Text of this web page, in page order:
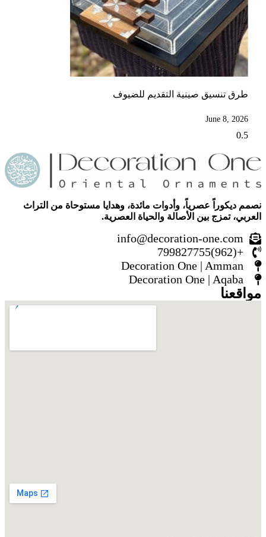
طرق تنسيق صينية التقديم للضيوف
June 8, 2026
نصمم ديكوراً عصرياً، وأدوات مائدة، وهدايا مستوحاة من التراث
العربي، تمزج بين الأصالة والحياة العصرية.
info@decoration-one.com
+(962)799827755
Decoration One | Amman
Decoration One | Aqaba
مواقعنا